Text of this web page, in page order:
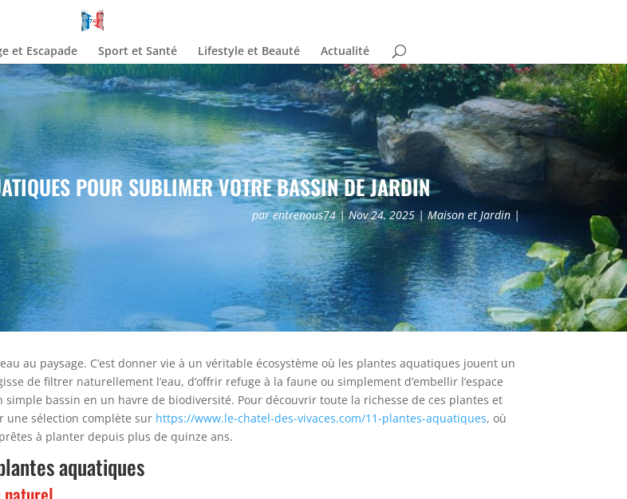
et Escapade Sport et Santé Lifestyle et Beauté Actualité
POUR SUBLIMER VOTRE BASSIN DE JARDIN
parentrenous74 Nov 24, 2025 Maison et Jardin
au paysage. C’est donner vie à un véritable écosystème où les plantes aquatiques jouent un
de filtrer naturellement l’eau, d’offrir refuge à la faune ou simplement d’embellir l’espace
bassin en un havre de biodiversité. Pour découvrir toute la richesse de ces plantes et
une sélection complète sur https://www.le-chatel-des-vivaces.com/11-plantes-aquatiques, où
à planter depuis plus de quinze ans.
aquatiques